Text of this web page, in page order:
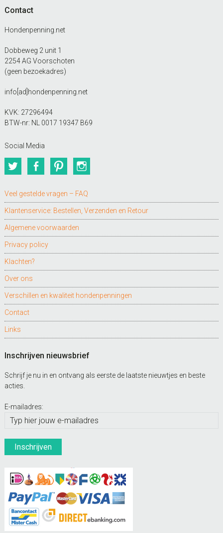
Contact
Hondenpenning.net
Dobbeweg 2 unit 1
2254 AG Voorschoten
(geen bezoekadres)
info[ad]hondenpenning.net
KVK: 27296494
BTW-nr: NL 0017 19347 B69
Social Media
TwitterFacebookPinterest
Veel gestelde vragen – FAQ
Klantenservice: Bestellen, Verzenden en Retour
Algemene voorwaarden
Privacy policy
Klachten?
Over ons
Verschillen en kwaliteit hondenpenningen
Contact
Links
Inschrijven nieuwsbrief
Schrijf je nu in en ontvang als eerste de laatste nieuwtjes en beste
acties.
E-mailadres: